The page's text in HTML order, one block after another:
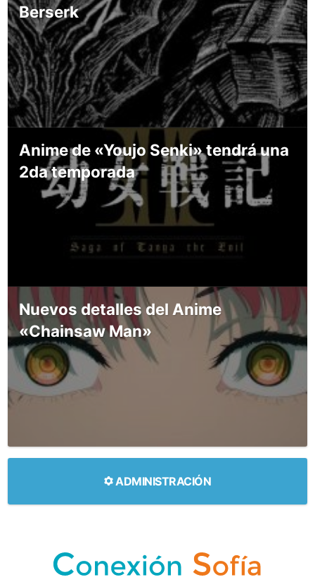
Berserk
Anime de «Youjo Senki» tendrá una
2da temporada
Nuevos detalles del Anime
«Chainsaw Man»
ADMINISTRACIÓN